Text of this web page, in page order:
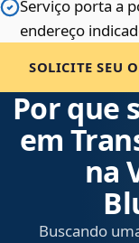
Serviço porta a
endereço
SOLICITE SEU
Por que
em
na
Buscando